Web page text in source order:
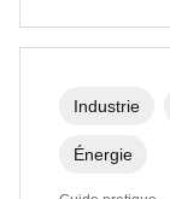
Industrie
Énergie